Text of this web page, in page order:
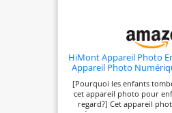
de
HiMont Appareil Photo
Appareil Photo
32G,Camera
Noël&Anniversaire pour
à 12
[Pourquoi les enfants
cet appareil photo pour
regard?] Cet appareil